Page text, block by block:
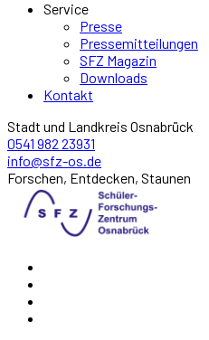
Service
Presse
Pressemitteilungen
SFZ Magazin
Downloads
Kontakt
Stadt und Landkreis Osnabrück
0541 982 23931
info@sfz-os.de
Forschen, Entdecken, Staunen